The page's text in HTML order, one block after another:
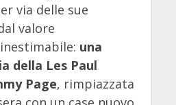
via delle sue
valore
una
della Les Paul
Page, rimpiazzata